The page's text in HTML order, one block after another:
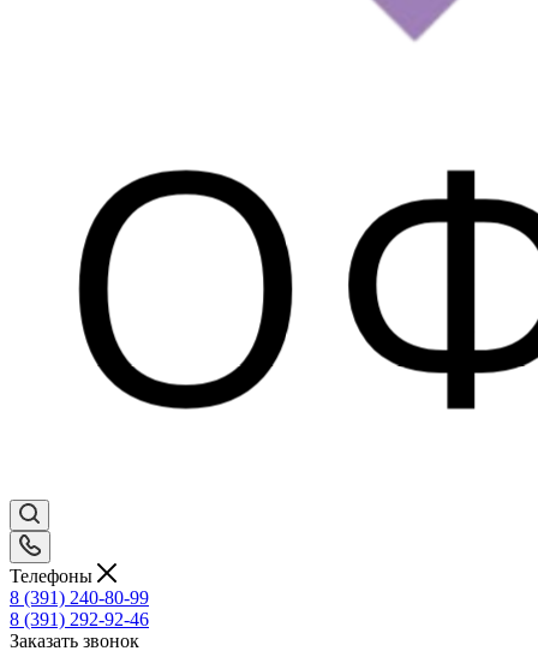
Телефоны
8 (391) 240-80-99
8 (391) 292-92-46
Заказать звонок